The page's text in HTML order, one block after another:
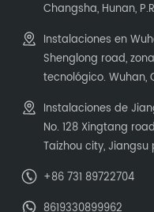
Changsha, Hunan,
Instalaciones en
Shenglong road,
tecnológico. Wuhan,
Instalaciones de
No. 128 Xingtang
Taizhou city, Jiangsu
+86 731 89722704
8619330899962